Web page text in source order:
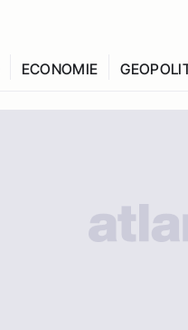
ECONOMIE